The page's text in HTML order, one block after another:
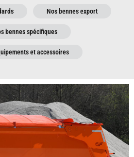
Nos bennes export
bennes spécifiques
et accessoires